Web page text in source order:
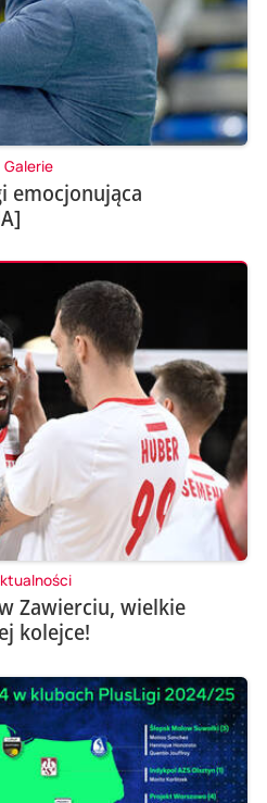
Galerie
emocjonująca
Zawierciu, wielkie
kolejce!